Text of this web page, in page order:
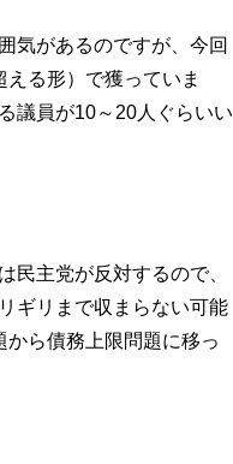
気があるのですが、今回
る形）で獲っていま
議員が10～20人ぐらいい
民主党が反対するので、
ギリまで収まらない可能
ら債務上限問題に移っ